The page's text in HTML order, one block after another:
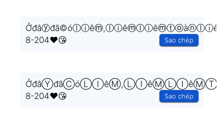
8-204❤️😘
Sao chép
8-204❤️😘
Sao chép